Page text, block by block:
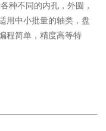
种不同的内孔，外圆，
用中小批量的轴类，盘
程简单，精度高等特